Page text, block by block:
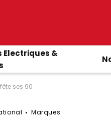
Electriques &
ses 90
Marques